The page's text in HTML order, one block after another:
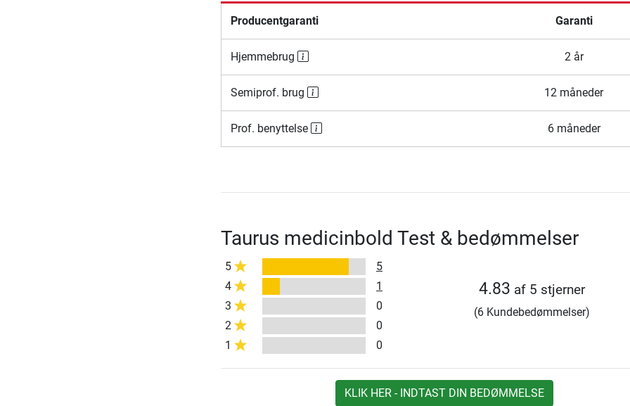
Producentgaranti Garanti
Hjemmebrug 2 år
Semiprof. brug 12 måneder
Prof. benyttelse 6 måneder
Taurus medicinbold Test & bedømmelser
5
5
4
1
3
0
2
0
1
0
4.83 af 5 stjerner
(6 Kundebedømmelser)
KLIK HER - INDTAST DIN BEDØMMELSE